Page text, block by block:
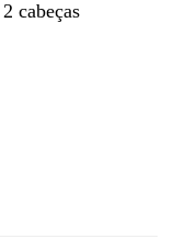
de bordar boné